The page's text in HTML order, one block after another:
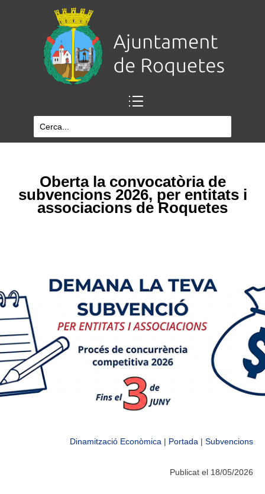
Oberta la convocatòria de
subvencions 2026, per entitats i
associacions de Roquetes
Dinamització Econòmica | Portada | Subvencions
Publicat el 18/05/2026